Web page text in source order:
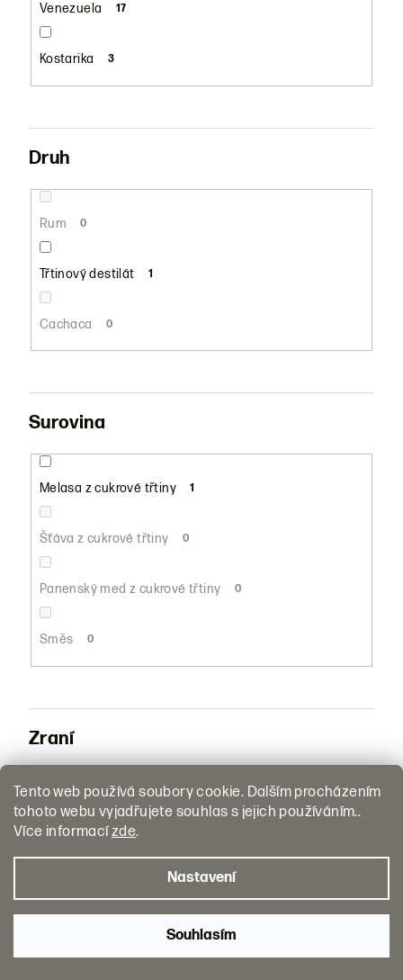
Tento web používá soubory cookie. Dalším procházením
tohoto webu vyjadřujete souhlas s jejich používáním..
Více informacízde.
Nastavení
Souhlasím
Venezuela 17
Kostarika 3
Druh
Rum 0
Třtinový destilát 1
Cachaca 0
Surovina
Melasa z cukrové třtiny 1
Šťáva z cukrové třtiny 0
Panenský med z cukrové třtiny 0
Směs 0
Zraní
Nestařený 0
Stařený (bílý) 0
Stařený 1